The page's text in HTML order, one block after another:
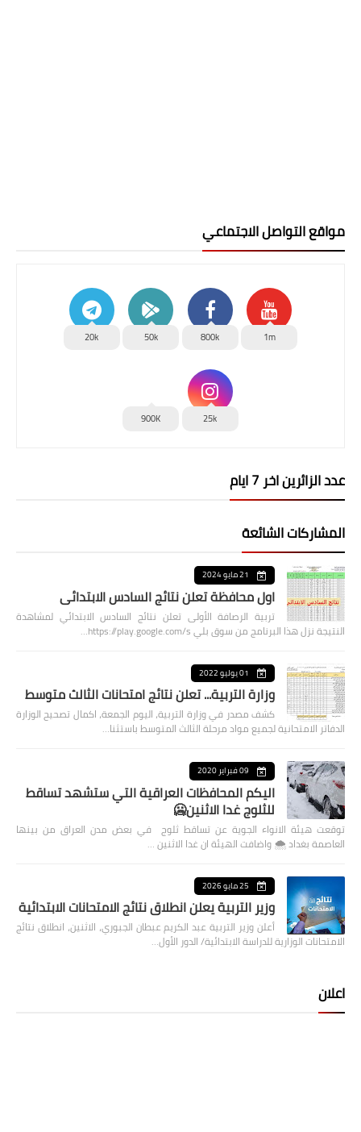
مواقع التواصل الاجتماعي
1m
800k
50k
20k
25k
900K
عدد الزائرين اخر 7 ايام
المشاركات الشائعة
21 مايو 2024
اول محافظة تعلن نتائج السادس الابتدائي
تربية الرصافة الأولى تعلن نتائج السادس الابتدائي لمشاهدة
النتيجة نزل هذا البرنامج من سوق بلي https://play.google.com/s…
01 يوليو 2022
وزارة التربية... تعلن نتائج امتحانات الثالث متوسط
كشف مصدر في وزارة التربية، اليوم الجمعة، اكمال تصحيح الوزارة
الدفاتر الامتحانية لجميع مواد مرحلة الثالث المتوسط باستثنا…
09 فبراير 2020
اليكم المحافظات العراقية التي ستشهد تساقط
للثلوج غدا الاثنين🥶
توقعت هيئة الانواء الجوية عن تساقط ثلوج في بعض مدن العراق من بينها
العاصمة بغداد ⁦🌨️⁩ واضافت الهيئة ان غدا الاثنين …
25 مايو 2026
وزير التربية يعلن انطلاق نتائج الامتحانات الابتدائية
أعلن وزير التربية عبد الكريم عبطان الجبوري، الاثنين، انطلاق نتائج
الامتحانات الوزارية للدراسة الابتدائية/ الدور الأول…
اعلان